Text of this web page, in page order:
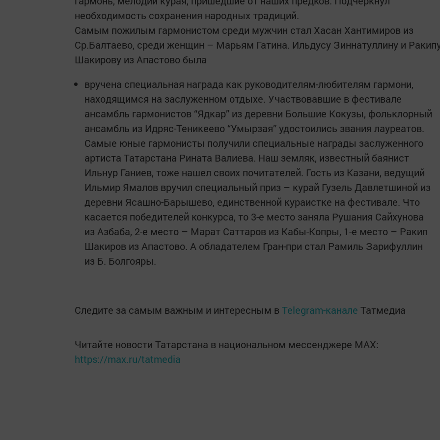
необходимость сохранения народных традиций.
Самым пожилым гармонистом среди мужчин стал Хасан Хантимиров из
Ср.Балтаево, среди женщин – Марьям Гатина. Ильдусу Зиннатуллину и
Шакирову из Апастово была
вручена специальная награда как руководителям-любителям гармони,
находящимся на заслуженном отдыхе. Участвовавшие в фестивале
ансамбль гармонистов “Ядкар” из деревни Большие Кокузы, фольклорный
ансамбль из Идряс-Теникеево “Умырзая” удостоились звания лауреатов.
Самые юные гармонисты получили специальные награды заслуженного
артиста Татарстана Рината Валиева. Наш земляк, известный баянист
Ильнур Ганиев, тоже нашел своих почитателей. Гость из Казани, ведущий
Ильмир Ямалов вручил специальный приз – курай Гузель Давлетшиной из
деревни Ясашно-Барышево, единственной кураистке на фестивале. Что
касается победителей конкурса, то 3-е место заняла Рушания Сайхунова
из Азбаба, 2-е место – Марат Саттаров из Кабы-Копры, 1-е место – Ракип
Шакиров из Апастово. А обладателем Гран-при стал Рамиль Зарифуллин
из Б. Болгояры.
Следите за самым важным и интересным в Telegram-канале Татмедиа
Читайте новости Татарстана в национальном мессенджере MАХ:
https://max.ru/tatmedia